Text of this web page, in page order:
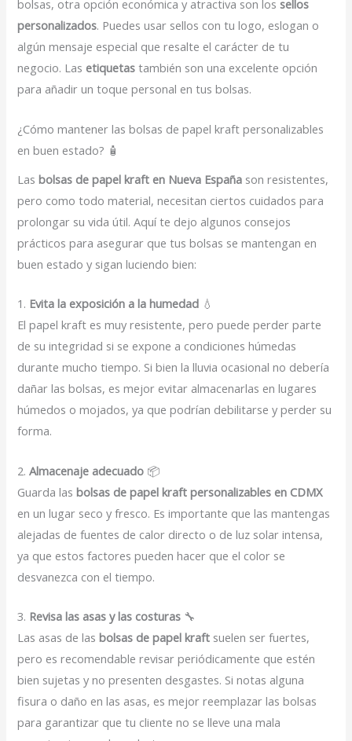
bolsas, otra opción económica y atractiva son lossellos
personalizados. Puedes usar sellos con tu logo, eslogan o
algún mensaje especial que resalte el carácter de tu
negocio. Las etiquetas también son una excelente opción
para añadir un toque personal en tus bolsas.
¿Cómo mantener las bolsas de papel kraft personalizables
en buen estado? 🧴
Lasbolsas de papel kraft en Nueva España son resistentes,
pero como todo material, necesitan ciertos cuidados para
prolongar su vida útil. Aquí te dejo algunos consejos
prácticos para asegurar que tus bolsas se mantengan en
buen estado y sigan luciendo bien:
1. Evita la exposición a la humedad 💧
El papel kraft es muy resistente, pero puede perder parte
de su integridad si se expone a condiciones húmedas
durante mucho tiempo. Si bien la lluvia ocasional no debería
dañar las bolsas, es mejor evitar almacenarlas en lugares
húmedos o mojados, ya que podrían debilitarse y perder su
forma.
2.Almacenaje adecuado 📦
Guarda lasbolsas de papel kraft personalizables en CDMX
en un lugar seco y fresco. Es importante que las mantengas
alejadas de fuentes de calor directo o de luz solar intensa,
ya que estos factores pueden hacer que el color se
desvanezca con el tiempo.
3. Revisa las asas y las costuras 🔧
Las asas de lasbolsas de papel kraft suelen ser fuertes,
pero es recomendable revisar periódicamente que estén
bien sujetas y no presenten desgastes. Si notas alguna
fisura o daño en las asas, es mejor reemplazar las bolsas
para garantizar que tu cliente no se lleve una mala